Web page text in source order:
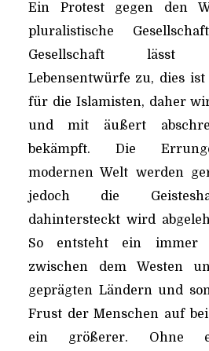
Ein Protest gegen den
pluralistische
Gesellschaft lässt
Lebensentwürfe zu, dies
für die Islamisten, daher
und mit äußert
bekämpft. Die
modernen Welt werden
jedoch die
dahintersteckt wird
So entsteht ein immer
zwischen dem Westen
geprägten Ländern und
Frust der Menschen auf
ein größerer. Ohne